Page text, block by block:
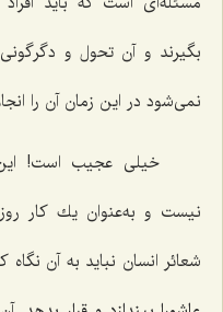
بگيرند و آن تحول و
نمى‌شود در اين زمان آن را
خيلى عجيب است!
نيست و به‌عنوان يك كار
شعائر انسان نبايد به آن نگاه